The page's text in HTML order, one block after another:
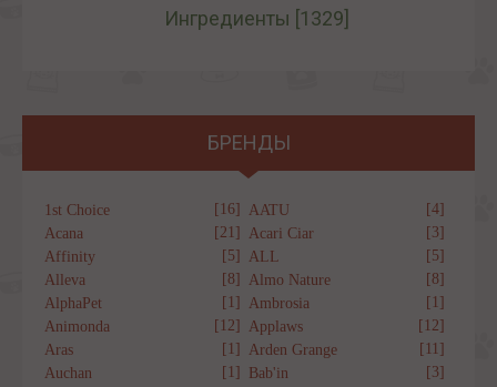
Ингредиенты [1329]
БРЕНДЫ
1st Choice [16] AATU
[4]
Acana
[21] Acari Ciar
[3]
Affinity
[5] ALL
[5]
Alleva
[8] Almo Nature
[8]
AlphaPet
[1] Ambrosia
[1]
Animonda
[12] Applaws
[12]
Aras
[1] Arden Grange
[11]
Auchan
[1] Bab'in
[3]